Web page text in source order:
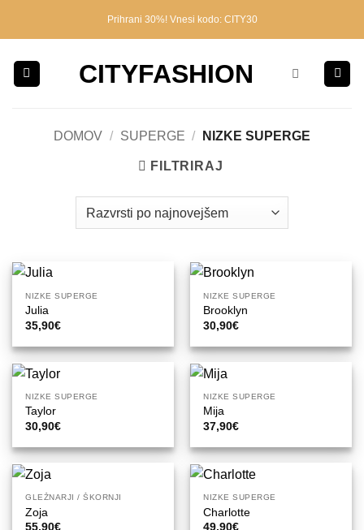
Prihrani 30%! Vnesi kodo: CITY30
CITYFASHION
DOMOV / SUPERGE / NIZKE SUPERGE
FILTRIRAJ
NIZKE SUPERGE
Julia
35,90€
NIZKE SUPERGE
Brooklyn
30,90€
NIZKE SUPERGE
Taylor
30,90€
NIZKE SUPERGE
Mija
37,90€
GLEŽNARJI / ŠKORNJI
Zoja
55,90€
NIZKE SUPERGE
Charlotte
49,90€